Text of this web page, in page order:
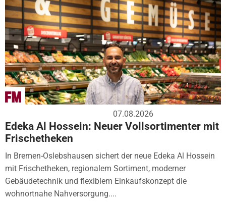
07.08.2026
Edeka Al Hossein: Neuer Vollsortimenter mit
Frischetheken
In Bremen-Oslebshausen sichert der neue Edeka Al Hossein
mit Frischetheken, regionalem Sortiment, moderner
Gebäudetechnik und flexiblem Einkaufskonzept die
wohnortnahe Nahversorgung....